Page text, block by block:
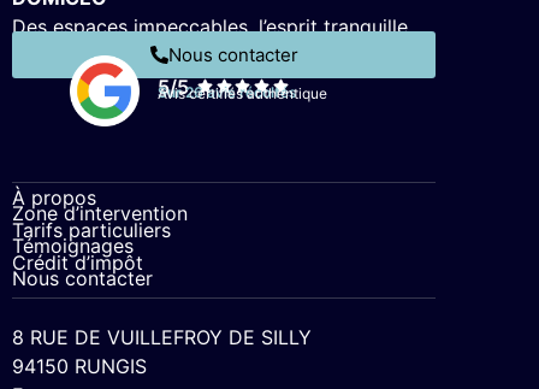
Des espaces impeccables, l’esprit tranquille.
Nous contacter
5/5
Sur 26 avis récoltés
Avis certifiés authentique
À propos
Zone d’intervention
Tarifs particuliers
Témoignages
Crédit d’impôt
Nous contacter
8 RUE DE VUILLEFROY DE SILLY
94150 RUNGIS